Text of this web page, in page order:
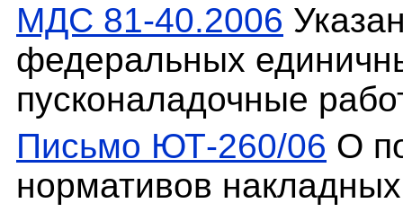
МДС 81-40.2006
федеральных
пусконаладочные
Письмо ЮТ-260/06 О
нормативов